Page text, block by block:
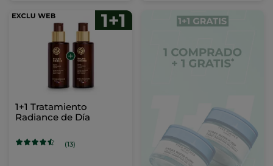
1+1 Tratamiento
Radiance de Día
(13)